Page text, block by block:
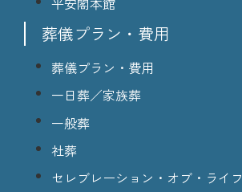
葬儀プラン・費用
葬儀プラン・費用
一日葬／家族葬
一般葬
社葬
セレブレーション・オブ・ライフ